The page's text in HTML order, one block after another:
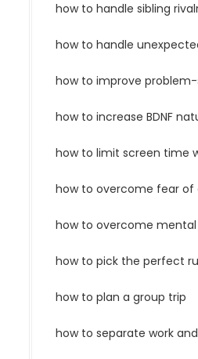
how to handle sibling
how to handle
how to improve
how to increase BDNF
how to limit screen time
how to overcome fear
how to overcome mental
how to pick the perfect
how to plan a group trip
how to separate work